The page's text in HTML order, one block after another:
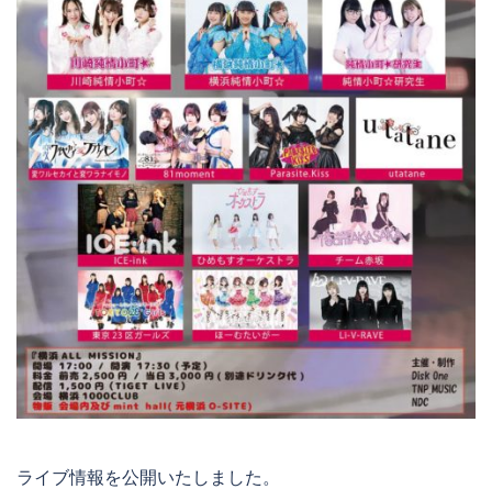
ライブ情報を公開いたしました。